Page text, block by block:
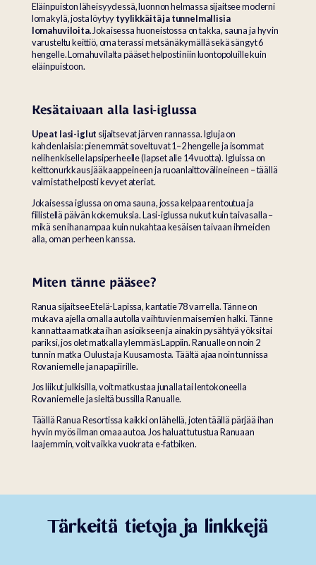
Eläinpuiston läheisyydessä, luonnon helmassa sijaitsee moderni
lomakylä, josta löytyytyylikkäitä ja tunnelmallisia
lomahuviloita. Jokaisessa huoneistossa on takka, sauna ja hyvin
varusteltu keittiö, oma terassi metsänäkymällä sekä sängyt 6
hengelle. Lomahuvilalta pääset helposti niin luontopoluille kuin
eläinpuistoon.
Kesätaivaan alla lasi-iglussa
Upeat lasi-iglut sijaitsevat järven rannassa. Igluja on
kahdenlaisia: pienemmät soveltuvat 1–2 hengelle ja isommat
nelihenkiselle lapsiperheelle (lapset alle 14 vuotta). Igluissa on
keittonurkkaus jääkaappeineen ja ruoanlaittovälineineen – täällä
valmistat helposti kevyet ateriat.
Jokaisessa iglussa on oma sauna, jossa kelpaa rentoutua ja
fiilistellä päivän kokemuksia. Lasi-iglussa nukut kuin taivasalla –
mikä sen ihanampaa kuin nukahtaa kesäisen taivaan ihmeiden
alla, oman perheen kanssa.
Miten tänne pääsee?
Ranua sijaitsee Etelä-Lapissa, kantatie 78 varrella. Tänne on
mukava ajella omalla autolla vaihtuvien maisemien halki. Tänne
kannattaa matkata ihan asioikseen ja ainakin pysähtyä yöksi tai
pariksi, jos olet matkalla ylemmäs Lappiin. Ranualle on noin 2
tunnin matka Oulusta ja Kuusamosta. Täältä ajaa noin tunnissa
Rovaniemelle ja napapiirille.
Jos liikut julkisilla, voit matkustaa junalla tai lentokoneella
Rovaniemelle ja sieltä bussilla Ranualle.
Täällä Ranua Resortissa kaikki on lähellä, joten täällä pärjää ihan
hyvin myös ilman omaa autoa. Jos haluat tutustua Ranuaan
laajemmin, voit vaikka vuokrata e-fatbiken.
Tärkeitä tietoja ja linkkejä